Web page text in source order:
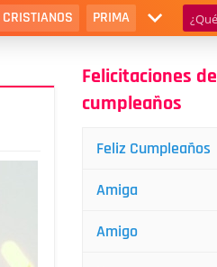
CRISTIANOS PRIMA
Felicitaciones de
cumpleaños
Feliz Cumpleaños
Amiga
Amigo